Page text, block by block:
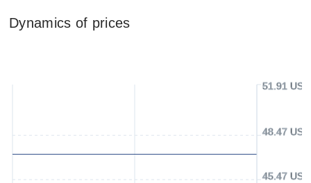
Dynamics of prices
45.47 USD
48.47 USD
51.91 USD